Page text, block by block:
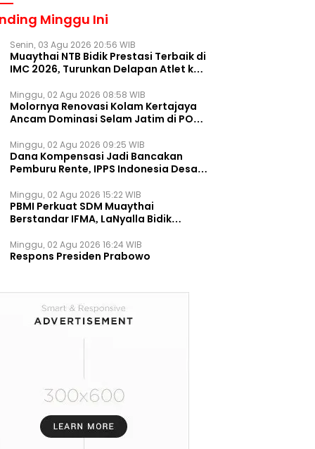
Minggu Ini
Senin, 03 Agu 2026 20:56 WIB
Muaythai NTB Bidik Prestasi Terbaik di
IMC 2026, Turunkan Delapan Atlet ke
Minggu, 02 Agu 2026 08:58 WIB
Molornya Renovasi Kolam Kertajaya
Ancam Dominasi Selam Jatim di PON
Minggu, 02 Agu 2026 09:25 WIB
Dana Kompensasi Jadi Bancakan
Pemburu Rente, IPPS Indonesia Desak
Permanen
Minggu, 02 Agu 2026 15:22 WIB
PBMI Perkuat SDM Muaythai
Berstandar IFMA, LaNyalla Bidik
Minggu, 02 Agu 2026 16:24 WIB
Respons Presiden Prabowo